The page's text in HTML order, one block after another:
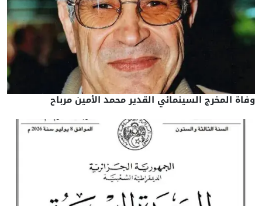
وفاة المخرج السينمائي القدير محمد الأمين مرباح